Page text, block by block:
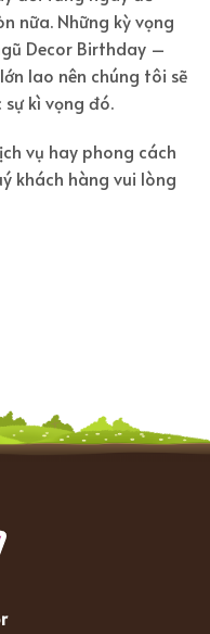
nữa. Những kỳ vọng
Decor Birthday –
lao nên chúng tôi sẽ
kì vọng đó.
vụ hay phong cách
khách hàng vui lòng